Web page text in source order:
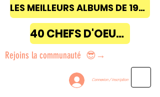
LES MEILLEURS ALBUMS DE 1968 à 2018
40 CHEFS D'OEUVRE
Rejoins la communauté 😎→
Connexion / Inscription